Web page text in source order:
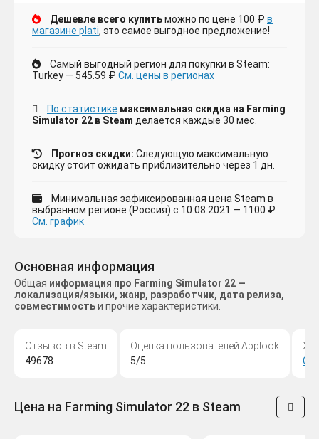
Дешевле всего купитьможно по цене 100 ₽ в
магазине plati, это самое выгодное предложение!
Самый выгодный регион для покупки в Steam:
Turkey — 545.59 ₽ См. цены в регионах
По статистике максимальная скидка на Farming
Simulator 22 в Steam делается каждые 30 мес.
Прогноз скидки: Следующую максимальную
скидку стоит ожидать приблизительно через 1 дн.
Минимальная зафиксированная цена Steam в
выбранном регионе (Россия) с 10.08.2021 — 1100 ₽
См. график
Основная информация
Общая информация про Farming Simulator 22 —
локализация/языки, жанр, разработчик, дата релиза,
совместимостьи прочие характеристики.
Отзывов в Steam
49678
Оценка пользователей Applook
5/5
Цена на Farming Simulator 22 в Steam